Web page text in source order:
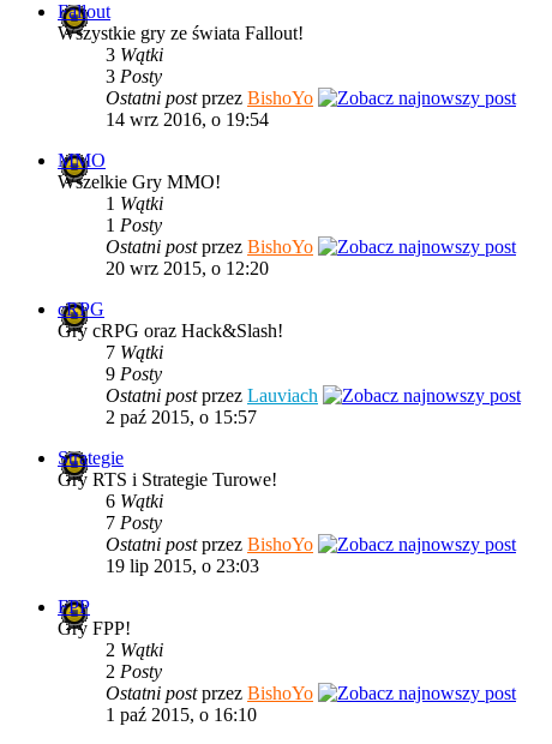
Fallout
Wszystkie gry ze świata Fallout!
3 Wątki
3 Posty
Ostatni postprzez BishoYo
14 wrz 2016, o 19:54
MMO
Wszelkie Gry MMO!
1 Wątki
1 Posty
Ostatni postprzez BishoYo
20 wrz 2015, o 12:20
cRPG
Gry cRPG oraz Hack&Slash!
7 Wątki
9 Posty
Ostatni postprzez Lauviach
2 paź 2015, o 15:57
Strategie
Gry RTS i Strategie Turowe!
6 Wątki
7 Posty
Ostatni postprzez BishoYo
19 lip 2015, o 23:03
FPP
Gry FPP!
2 Wątki
2 Posty
Ostatni postprzez BishoYo
1 paź 2015, o 16:10